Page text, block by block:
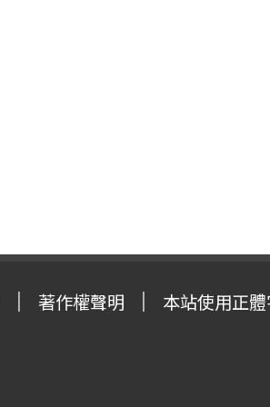
著作權聲明 本站使用正